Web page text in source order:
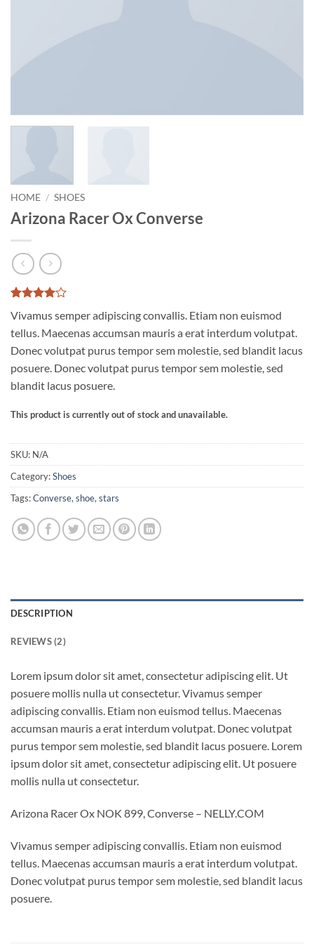
HOME / SHOES
Arizona Racer Ox Converse
out of 5
based on
ratings
Vivamus semper adipiscing convallis. Etiam non euismod
tellus. Maecenas accumsan mauris a erat interdum volutpat.
Donec volutpat purus tempor sem molestie, sed blandit lacus
posuere. Donec volutpat purus tempor sem molestie, sed
blandit lacus posuere.
This product is currently out of stock and unavailable.
SKU: N/A
Category:Shoes
Tags:Converse,shoe,stars
DESCRIPTION
REVIEWS (2)
Lorem ipsum dolor sit amet, consectetur adipiscing elit. Ut
posuere mollis nulla ut consectetur. Vivamus semper
adipiscing convallis. Etiam non euismod tellus. Maecenas
accumsan mauris a erat interdum volutpat. Donec volutpat
purus tempor sem molestie, sed blandit lacus posuere. Lorem
ipsum dolor sit amet, consectetur adipiscing elit. Ut posuere
mollis nulla ut consectetur.
Arizona Racer Ox NOK 899, Converse – NELLY.COM
Vivamus semper adipiscing convallis. Etiam non euismod
tellus. Maecenas accumsan mauris a erat interdum volutpat.
Donec volutpat purus tempor sem molestie, sed blandit lacus
posuere.